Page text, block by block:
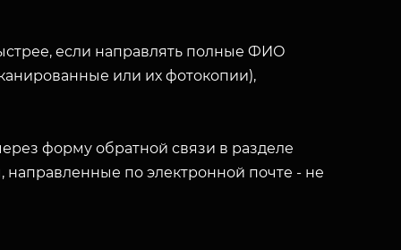
если направлять полные ФИО
или их фотокопии),
форму обратной связи в разделе
направленные по электронной почте - не